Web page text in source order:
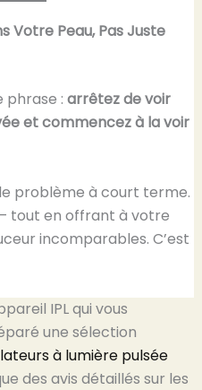
Votre Peau, Pas Juste
phrase : arrêtez de voir
et commencez à la voir
problème à court terme.
tout en offrant à votre
incomparables. C’est
IPL qui vous
une sélection
à lumière pulsée
des avis détaillés sur les